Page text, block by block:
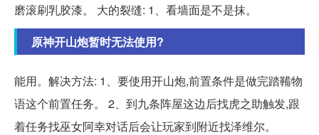
磨滚刷乳胶漆。 大的裂缝: 1、看墙面是不是抹。
原神开山炮暂时无法使用?
能用。解决方法: 1、要使用开山炮,前置条件是做完踏鞴物
语这个前置任务。 2、到九条阵屋这边后找虎之助触发,跟
着任务找巫女阿幸对话后会让玩家到附近找泽维尔。